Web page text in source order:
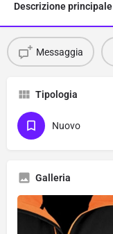
Descrizione principale
Messaggia
Tipologia
Nuovo
Galleria